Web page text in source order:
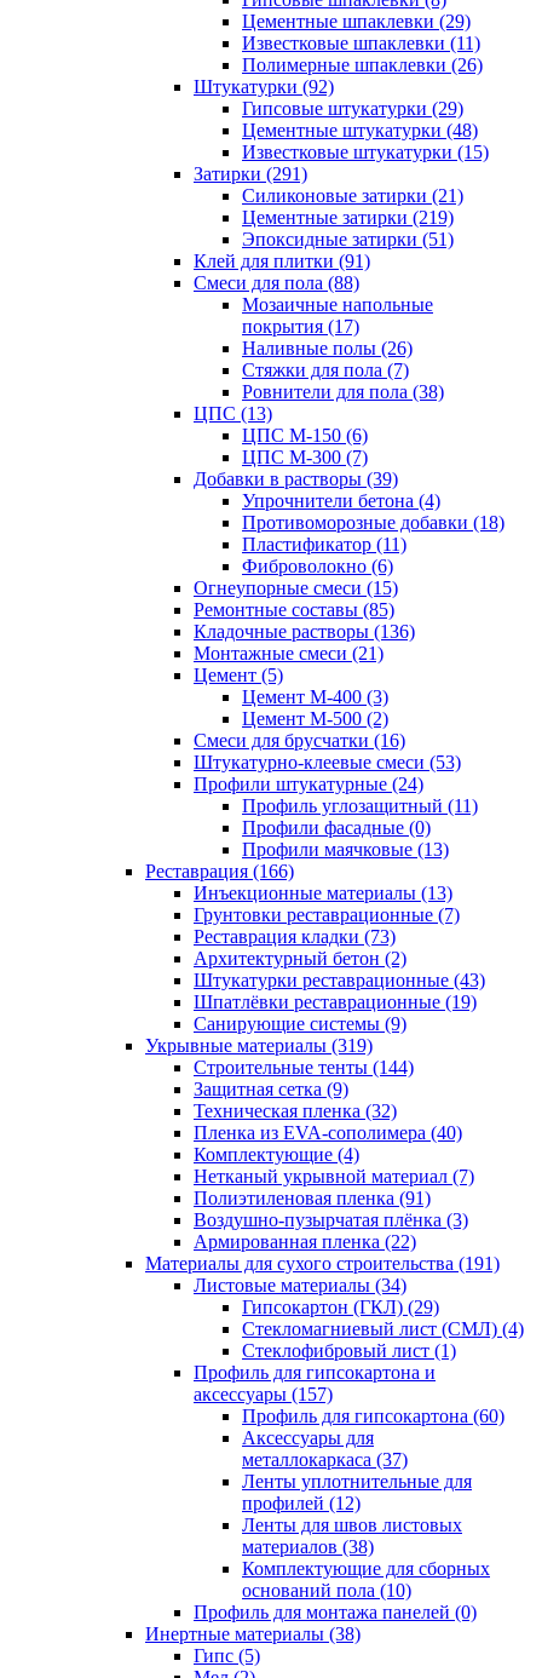
Цементные шпаклевки (29)
Известковые шпаклевки (11)
Полимерные шпаклевки (26)
Штукатурки (92)
Гипсовые штукатурки (29)
Цементные штукатурки (48)
Известковые штукатурки (15)
Затирки (291)
Силиконовые затирки (21)
Цементные затирки (219)
Эпоксидные затирки (51)
Клей для плитки (91)
Смеси для пола (88)
Мозаичные напольные
покрытия (17)
Наливные полы (26)
Стяжки для пола (7)
Ровнители для пола (38)
ЦПС (13)
ЦПС М-150 (6)
ЦПС М-300 (7)
Добавки в растворы (39)
Упрочнители бетона (4)
Противоморозные добавки (18)
Пластификатор (11)
Фиброволокно (6)
Огнеупорные смеси (15)
Ремонтные составы (85)
Кладочные растворы (136)
Монтажные смеси (21)
Цемент (5)
Цемент М-400 (3)
Цемент М-500 (2)
Смеси для брусчатки (16)
Штукатурно-клеевые смеси (53)
Профили штукатурные (24)
Профиль углозащитный (11)
Профили фасадные (0)
Профили маячковые (13)
Реставрация (166)
Инъекционные материалы (13)
Грунтовки реставрационные (7)
Реставрация кладки (73)
Архитектурный бетон (2)
Штукатурки реставрационные (43)
Шпатлёвки реставрационные (19)
Санирующие системы (9)
Укрывные материалы (319)
Строительные тенты (144)
Защитная сетка (9)
Техническая пленка (32)
Пленка из EVA-сополимера (40)
Комплектующие (4)
Нетканый укрывной материал (7)
Полиэтиленовая пленка (91)
Воздушно-пузырчатая плёнка (3)
Армированная пленка (22)
Материалы для сухого строительства (191)
Листовые материалы (34)
Гипсокартон (ГКЛ) (29)
Стекломагниевый лист (СМЛ) (4)
Cтеклофибровый лист (1)
Профиль для гипсокартона и
аксессуары (157)
Профиль для гипсокартона (60)
Аксессуары для
металлокаркаса (37)
Ленты уплотнительные для
профилей (12)
Ленты для швов листовых
материалов (38)
Комплектующие для сборных
оснований пола (10)
Профиль для монтажа панелей (0)
Инертные материалы (38)
Гипс (5)